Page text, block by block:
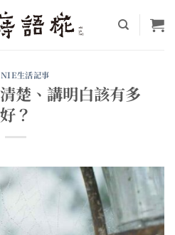
生活記事
楚、講明白該有多
好？